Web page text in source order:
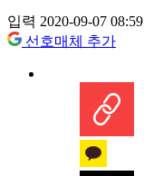
입력 2020-09-07 08:59
선호매체 추가